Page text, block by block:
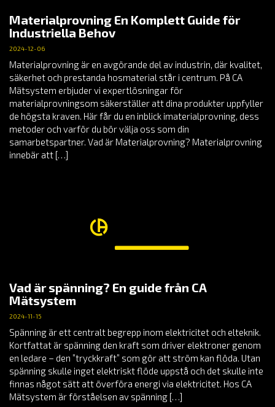
Materialprovning En Komplett Guide för
Industriella Behov
2024-12-06
Materialprovning är en avgörande del av industrin, där kvalitet,
säkerhet och prestanda hosmaterial står i centrum. På CA
Mätsystem erbjuder vi expertlösningar för
materialprovningsom säkerställer att dina produkter uppfyller
de högsta kraven. Här får du en inblick imaterialprovning, dess
metoder och varför du bör välja oss som din
samarbetspartner. Vad är Materialprovning? Materialprovning
innebär att […]
Vad är spänning? En guide från CA
Mätsystem
2024-11-15
Spänning är ett centralt begrepp inom elektricitet och elteknik.
Kortfattat är spänning den kraft som driver elektroner genom
en ledare – den ”tryckkraft” som gör att ström kan flöda. Utan
spänning skulle inget elektriskt flöde uppstå och det skulle inte
finnas något sätt att överföra energi via elektricitet. Hos CA
Mätsystem är förståelsen av spänning […]